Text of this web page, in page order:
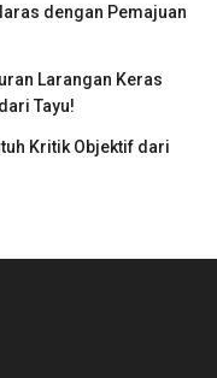
dengan Pemajuan
Larangan Keras
Tayu!
Kritik Objektif dari